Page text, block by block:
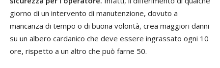
giorno di un intervento di manutenzione, dovuto a
mancanza di tempo o di buona volontà, crea maggiori danni
su un albero cardanico che deve essere ingrassato ogni 10
ore, rispetto a un altro che può farne 50.